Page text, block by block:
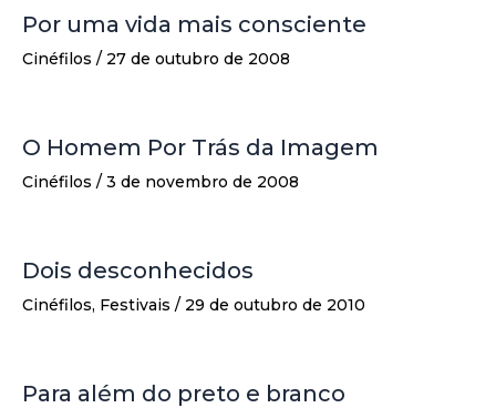
Por uma vida mais consciente
Cinéfilos / 27 de outubro de 2008
O Homem Por Trás da Imagem
Cinéfilos / 3 de novembro de 2008
Dois desconhecidos
Cinéfilos, Festivais / 29 de outubro de 2010
Para além do preto e branco